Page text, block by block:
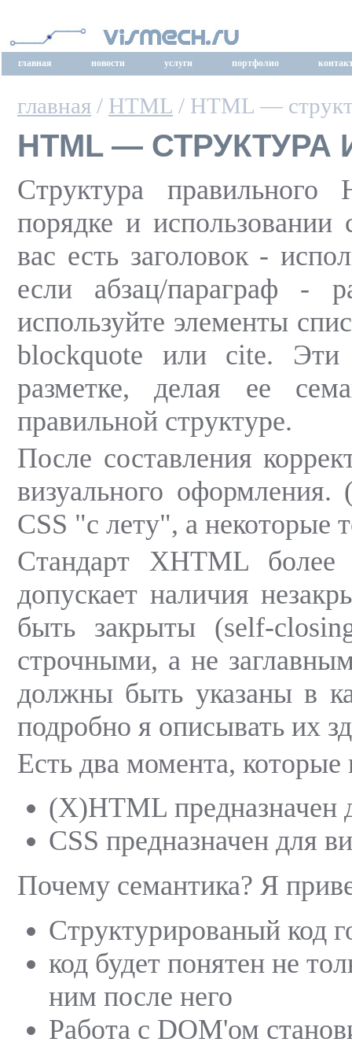
главная новости услуги портфолио
главная / HTML / HTML —
HTML —
Структура правильного
порядке и использовании
вас есть заголовок -
если абзац/параграф -
используйте элементы
blockquote или cite. Эти
разметке, делая ее
правильной структуре.
После составления
визуального
CSS "с лету", а некоторые
Стандарт XHTML
допускает наличия
быть закрыты (self-
строчными, а не
должны быть указаны в
подробно я описывать их
Есть два момента,
(X)HTML предназначен
CSS предназначен для
Почему семантика? Я
Структурированый код
код будет понятен не
ним после него
Работа с DOM'ом